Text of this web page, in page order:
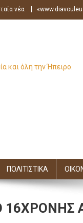
νέα
και όλη την Ήπειρο.
ΠΟΛΙΤΙΣΤΙΚΑ
16ΧΡΟΝΗΣ